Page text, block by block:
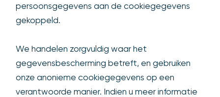
persoonsgegevens aan de cookiegegevens
gekoppeld.
We handelen zorgvuldig waar het
gegevensbescherming betreft, en gebruiken
onze anonieme cookiegegevens op een
verantwoorde manier. Indien u meer informatie